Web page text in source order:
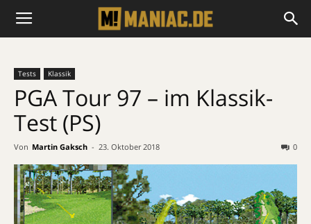
Tests Klassik
PGA Tour 97 – im Klassik-
Test (PS)
Von Martin Gaksch - 23. Oktober 2018 0